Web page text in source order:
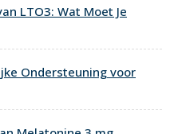
LTO3: Wat Moet Je
Ondersteuning voor